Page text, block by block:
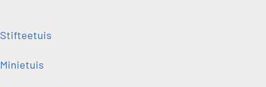
Stifteetuis
Minietuis